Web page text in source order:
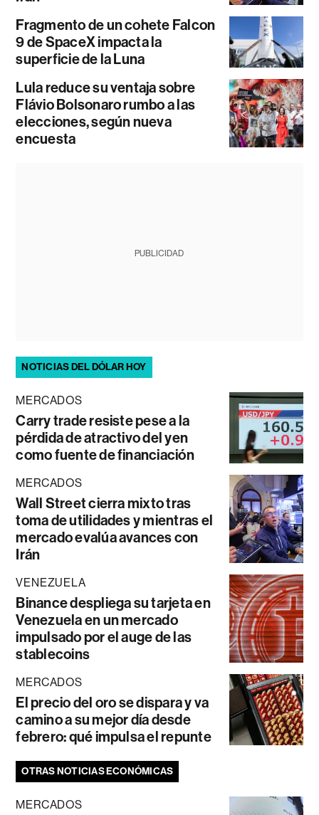
Fragmento de un cohete Falcon
9 de SpaceX impacta la
superficie de la Luna
Lula reduce su ventaja sobre
Flávio Bolsonaro rumbo a las
elecciones, según nueva
encuesta
PUBLICIDAD
NOTICIAS DEL DÓLAR HOY
MERCADOS
Carry trade resiste pese a la
pérdida de atractivo del yen
como fuente de financiación
MERCADOS
Wall Street cierra mixto tras
toma de utilidades y mientras el
mercado evalúa avances con
Irán
VENEZUELA
Binance despliega su tarjeta en
Venezuela en un mercado
impulsado por el auge de las
stablecoins
MERCADOS
El precio del oro se dispara y va
camino a su mejor día desde
febrero: qué impulsa el repunte
OTRAS NOTICIAS ECONÓMICAS
MERCADOS